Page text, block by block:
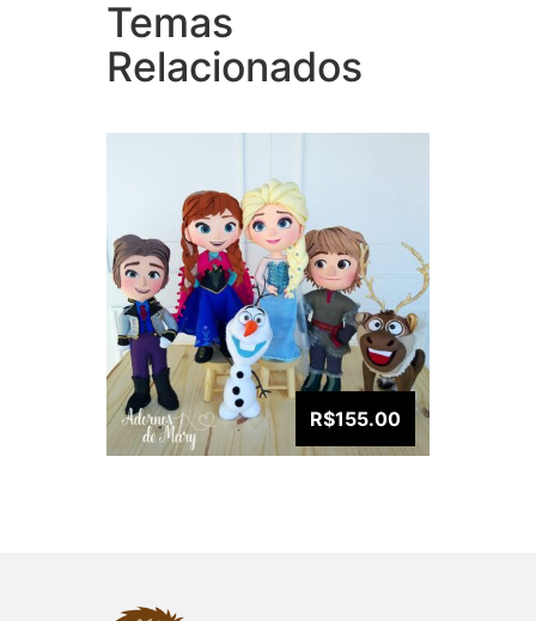
Temas
Relacionados
Coleção Frozen
R$155.00